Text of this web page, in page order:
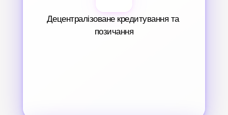
Децентралізоване кредитування та
позичання